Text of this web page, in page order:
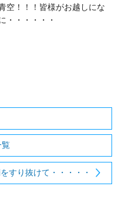
空！！！皆様がお越しにな
・・・・・・
覧
すり抜けて・・・・・